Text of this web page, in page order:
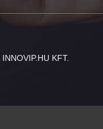
INNOVIP.HU KFT.